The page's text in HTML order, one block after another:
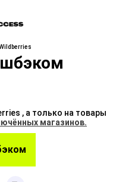
, а только на товары
магазинов.